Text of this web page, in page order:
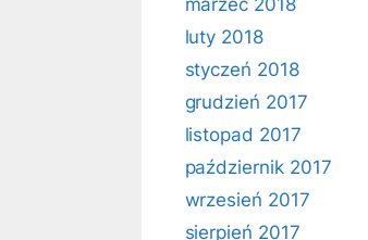
marzec 2018
luty 2018
styczeń 2018
grudzień 2017
listopad 2017
październik 2017
wrzesień 2017
sierpień 2017